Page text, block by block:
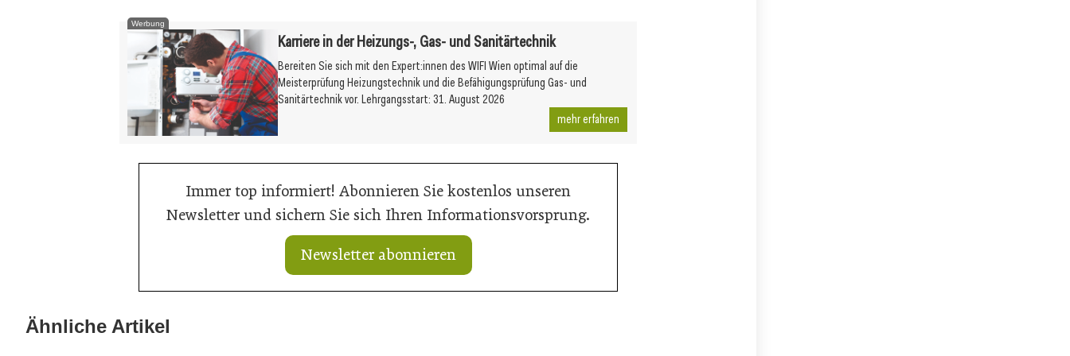
Werbung
Karriere in der Heizungs-, Gas- und Sanitärtechnik
Bereiten Sie sich mit den Expert:innen des WIFI Wien optimal auf die
Meisterprüfung Heizungstechnik und die Befähigungsprüfung Gas- und
Sanitärtechnik vor. Lehrgangsstart: 31. August 2026
mehr erfahren
Immer top informiert! Abonnieren Sie kostenlos unseren
Newsletter und sichern Sie sich Ihren Informationsvorsprung.
Newsletter abonnieren
Ähnliche Artikel
Ringer mit neuem Schalungskit für